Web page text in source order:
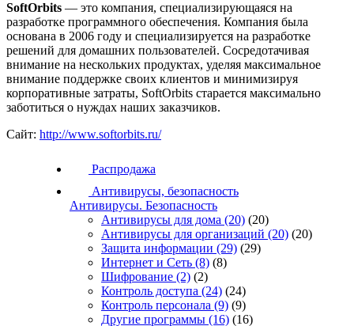
SoftOrbits — это компания, специализирующаяся на
разработке программного обеспечения. Компания была
основана в 2006 году и специализируется на разработке
решений для домашних пользователей. Сосредотачивая
внимание на нескольких продуктах, уделяя максимальное
внимание поддержке своих клиентов и минимизируя
корпоративные затраты, SoftOrbits старается максимально
заботиться о нуждах наших заказчиков.
Сайт: http://www.softorbits.ru/
Распродажа
Антивирусы, безопасность
Антивирусы. Безопасность
Антивирусы для дома (20) (20)
Антивирусы для организаций (20) (20)
Защита информации (29) (29)
Интернет и Сеть (8) (8)
Шифрование (2) (2)
Контроль доступа (24) (24)
Контроль персонала (9) (9)
Другие программы (16) (16)